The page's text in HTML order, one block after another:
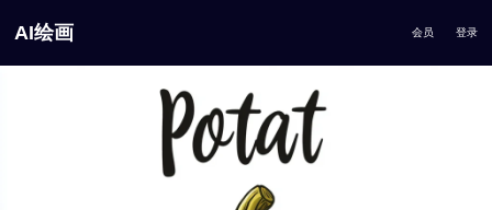
AI绘画 会员 登录